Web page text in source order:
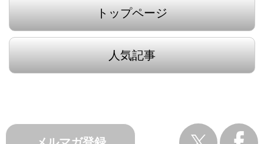
トップページ
人気記事